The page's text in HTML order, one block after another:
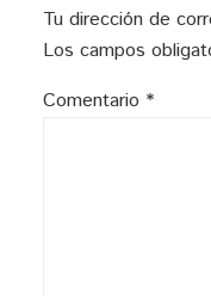
los
lectores
Tu dirección de
Los campos
Comentario *